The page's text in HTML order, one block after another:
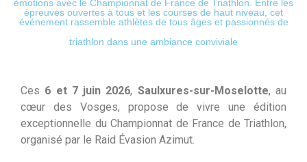
émotions avec le Championnat de France de Triathlon. Entre les
épreuves ouvertes à tous et les courses de haut niveau, cet
événement rassemble athlètes de tous âges et passionnés de
triathlon dans une ambiance conviviale
Ces 6 et 7 juin 2026, Saulxures-sur-Moselotte, au
cœur des Vosges, propose de vivre une édition
exceptionnelle du Championnat de France de Triathlon,
organisé par le Raid Évasion Azimut.